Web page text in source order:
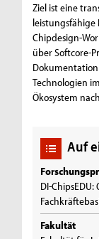
Ziel ist eine
Chipdesign-
über Softcore-
Technologien
Ökosystem
Auf
DI-
Fakultät